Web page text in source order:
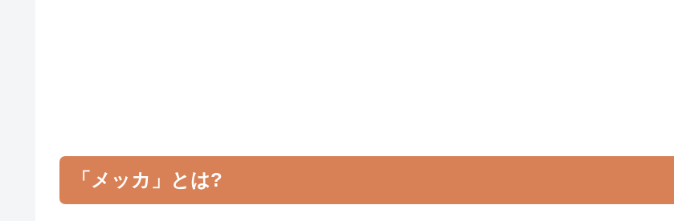
「メッカ」とは?